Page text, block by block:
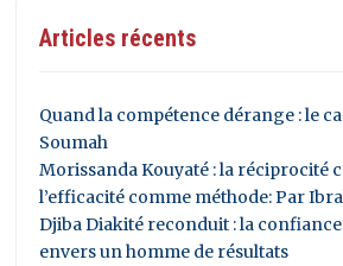
Articles récents
Quand la compétence dérange : le
Soumah
Morissanda Kouyaté : la réciprocité
l’efficacité comme méthode: Par
Djiba Diakité reconduit : la
envers un homme de résultats